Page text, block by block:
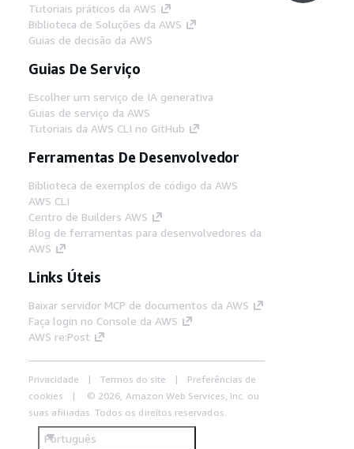
Tutoriais práticos da AWS
Biblioteca de Soluções da AWS
Guias de decisão da AWS
Guias De Serviço
Escolher um serviço de IA generativa
Guias de serviço da AWS
Tutoriais da AWS CLI no GitHub
Ferramentas De Desenvolvedor
Biblioteca de exemplos de código da AWS
AWS CLI
Centro de Builders AWS
Blog de ferramentas para desenvolvedores da
AWS
Links Úteis
Baixar servidor MCP de documentos da AWS
Faça login no Console da AWS
AWS re:Post
Privacidade Termos do site
Preferências de
cookies
© 2026, Amazon Web Services, Inc. ou
suas afiliadas. Todos os direitos reservados.
Português